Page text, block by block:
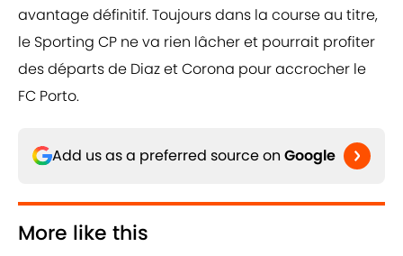
avantage définitif. Toujours dans la course au titre,
le Sporting CP ne va rien lâcher et pourrait profiter
des départs de Diaz et Corona pour accrocher le
FC Porto.
Add us as a preferred source on Google
More like this